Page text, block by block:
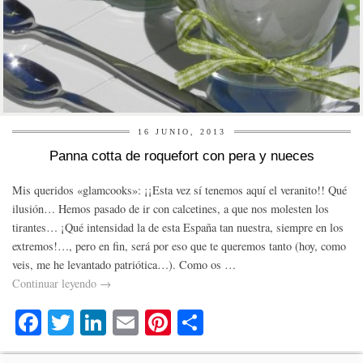
16 JUNIO, 2013
Panna cotta de roquefort con pera y nueces
Mis queridos «glamcooks»: ¡¡Esta vez sí tenemos aquí el veranito!! Qué
ilusión… Hemos pasado de ir con calcetines, a que nos molesten los
tirantes… ¡Qué intensidad la de esta España tan nuestra, siempre en los
extremos!…, pero en fin, será por eso que te queremos tanto (hoy, como
veis, me he levantado patriótica…). Como os …
Continuar leyendo →
Fa
ce
T
wi
Li
nk
E
m
Pi
nt o